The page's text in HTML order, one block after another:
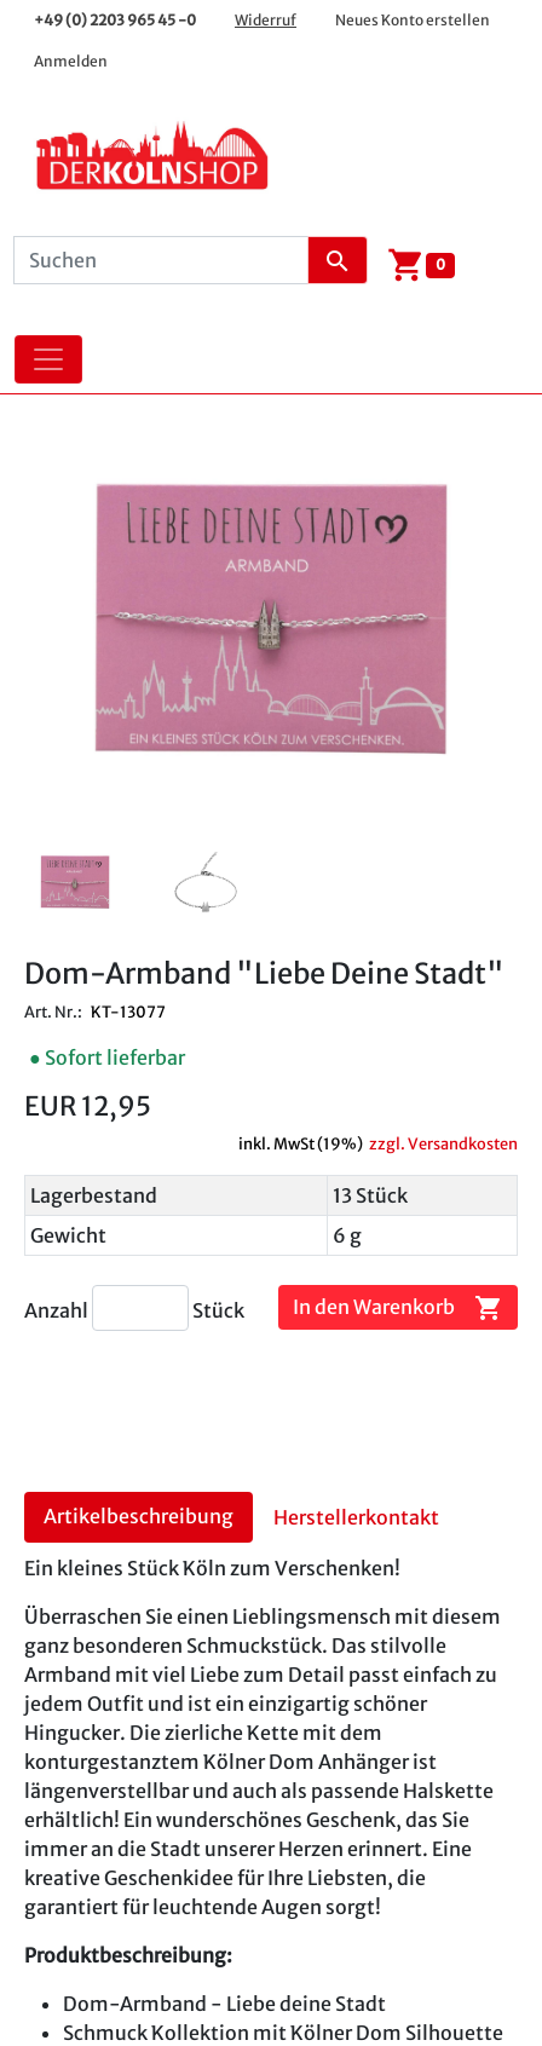
+49 (0) 2203 965 45 -0 Widerruf Neues Konto erstellen
Anmelden
search shopping_cart 0
Dom-Armband "Liebe Deine Stadt"
Art. Nr.: KT-13077
● Sofort lieferbar
EUR 12,95
inkl. MwSt (19%) zzgl. Versandkosten
Lagerbestand
13 Stück
Gewicht
6 g
Anzahl Stück In den Warenkorb shopping_cart
Artikelbeschreibung Herstellerkontakt
Ein kleines Stück Köln zum Verschenken!
Überraschen Sie einen Lieblingsmensch mit diesem
ganz besonderen Schmuckstück. Das stilvolle
Armband mit viel Liebe zum Detail passt einfach zu
jedem Outfit und ist ein einzigartig schöner
Hingucker. Die zierliche Kette mit dem
konturgestanztem Kölner Dom Anhänger ist
längenverstellbar und auch als passende Halskette
erhältlich! Ein wunderschönes Geschenk, das Sie
immer an die Stadt unserer Herzen erinnert. Eine
kreative Geschenkidee für Ihre Liebsten, die
garantiert für leuchtende Augen sorgt!
Produktbeschreibung:
Dom-Armband - Liebe deine Stadt
Schmuck Kollektion mit Kölner Dom Silhouette